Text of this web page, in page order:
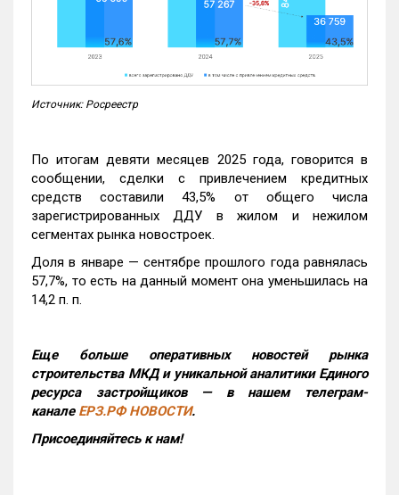
Источник: Росреестр
По итогам девяти месяцев 2025 года, говорится в
сообщении, сделки с привлечением кредитных
средств составили 43,5% от общего числа
зарегистрированных ДДУ в жилом и нежилом
сегментах рынка новостроек.
Доля в январе — сентябре прошлого года равнялась
57,7%, то есть на данный момент она уменьшилась на
14,2 п. п.
Еще больше оперативных новостей рынка
строительства МКД и уникальной аналитики Единого
ресурса застройщиков — в нашем телеграм-
канале ЕРЗ.РФ НОВОСТИ.
Присоединяйтесь к нам!